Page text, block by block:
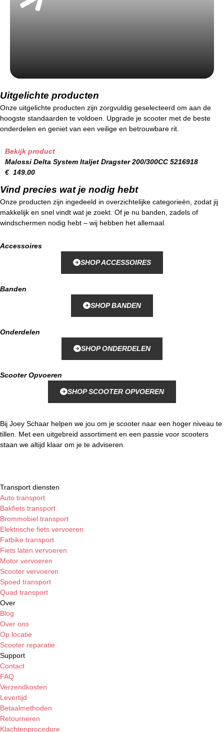
Uitgelichte producten
Onze uitgelichte producten zijn zorgvuldig geselecteerd om aan de
hoogste standaarden te voldoen. Upgrade je scooter met de beste
onderdelen en geniet van een veilige en betrouwbare rit.
Bekijk product
Malossi Delta System Italjet Dragster 200/300CC 5216918
€ 149.00
Vind precies wat je nodig hebt
Onze producten zijn ingedeeld in overzichtelijke categorieën, zodat jij
makkelijk en snel vindt wat je zoekt. Of je nu banden, zadels of
windschermen nodig hebt – wij hebben het allemaal.
Accessoires
SHOP ACCESSOIRES
Banden
SHOP BANDEN
Onderdelen
SHOP ONDERDELEN
Scooter Opvoeren
SHOP SCOOTER OPVOEREN
Bij Joey Schaar helpen we jou om je scooter naar een hoger niveau te
tillen. Met een uitgebreid assortiment en een passie voor scooters
staan we altijd klaar om je te adviseren.
Transport diensten
Auto transport
Bakfiets transport
Brommobiel transport
Elektrische fiets vervoeren
Fatbike transport
Fiets laten vervoeren
Motor vervoeren
Scooter vervoeren
Spoed transport
Quad transport
Over
Blog
Over ons
Op locatie
Scooter reparatie
Support
Contact
FAQ
Verzendkosten
Levertijd
Betaalmethoden
Retourneren
Klachtenprocedure